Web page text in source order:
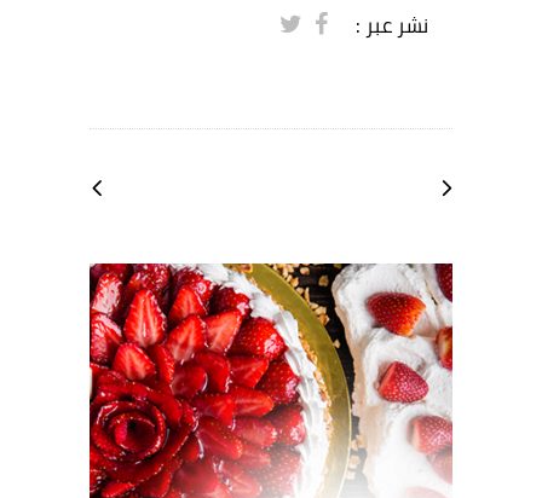
نشر عبر :